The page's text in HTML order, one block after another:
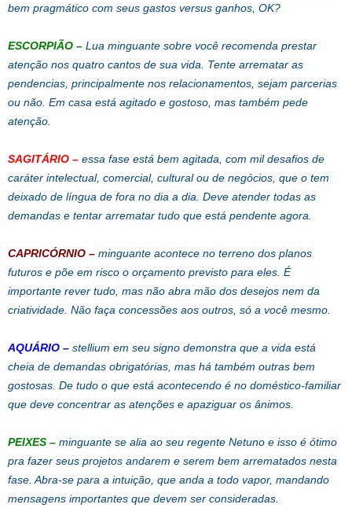
bem pragmático com seus gastos versus ganhos, OK?
ESCORPIÃO – Lua minguante sobre você recomenda prestar
atenção nos quatro cantos de sua vida. Tente arrematar as
pendencias, principalmente nos relacionamentos, sejam parcerias
ou não. Em casa está agitado e gostoso, mas também pede
atenção.
SAGITÁRIO – essa fase está bem agitada, com mil desafios de
caráter intelectual, comercial, cultural ou de negócios, que o tem
deixado de língua de fora no dia a dia. Deve atender todas as
demandas e tentar arrematar tudo que está pendente agora.
CAPRICÓRNIO – minguante acontece no terreno dos planos
futuros e põe em risco o orçamento previsto para eles. É
importante rever tudo, mas não abra mão dos desejos nem da
criatividade. Não faça concessões aos outros, só a você mesmo.
AQUÁRIO – stellium em seu signo demonstra que a vida está
cheia de demandas obrigatórias, mas há também outras bem
gostosas. De tudo o que está acontecendo é no doméstico-familiar
que deve concentrar as atenções e apaziguar os ânimos.
PEIXES – minguante se alia ao seu regente Netuno e isso é ótimo
pra fazer seus projetos andarem e serem bem arrematados nesta
fase. Abra-se para a intuição, que anda a todo vapor, mandando
mensagens importantes que devem ser consideradas.